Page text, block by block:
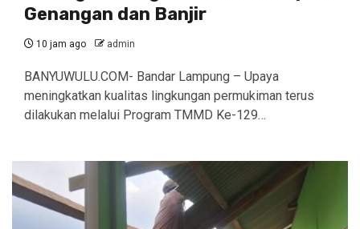
Genangan dan Banjir
10 jam ago admin
BANYUWULU.COM- Bandar Lampung – Upaya
meningkatkan kualitas lingkungan permukiman terus
dilakukan melalui Program TMMD Ke-129…